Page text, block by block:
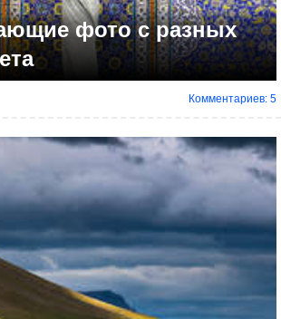
фото с разных
Комментариев: 5